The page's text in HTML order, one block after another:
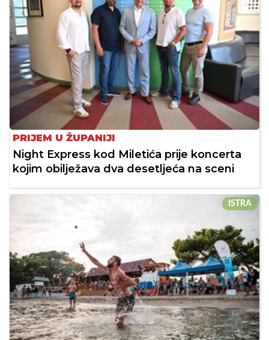
PRIJEM U ŽUPANIJI
Night Express kod Miletića prije koncerta
kojim obilježava dva desetljeća na sceni
ISTRA